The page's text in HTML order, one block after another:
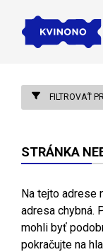
FILTROVAŤ
STRÁNKA
Na tejto adrese
adresa chybná.
mohli byť
pokračujte na